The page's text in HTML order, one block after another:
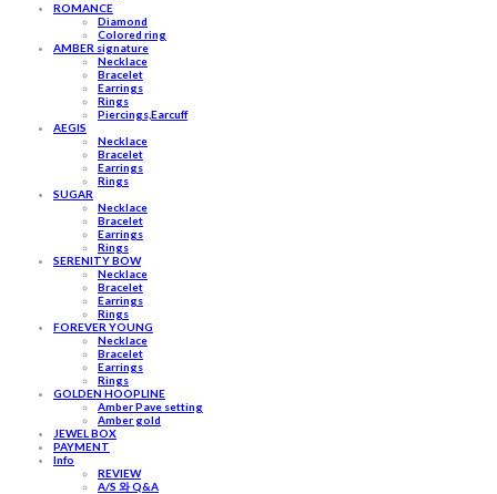
ROMANCE
Diamond
Colored ring
AMBER signature
Necklace
Bracelet
Earrings
Rings
Piercings,Earcuff
AEGIS
Necklace
Bracelet
Earrings
Rings
SUGAR
Necklace
Bracelet
Earrings
Rings
SERENITY BOW
Necklace
Bracelet
Earrings
Rings
FOREVER YOUNG
Necklace
Bracelet
Earrings
Rings
GOLDEN HOOPLINE
Amber Pave setting
Amber gold
JEWEL BOX
PAYMENT
Info
REVIEW
A/S 와 Q&A